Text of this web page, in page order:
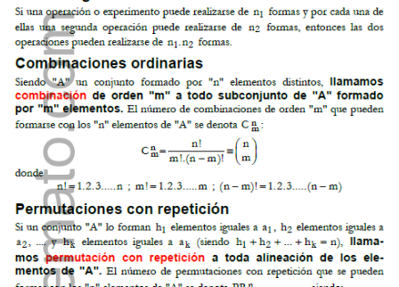
Libros
Fonemato
Blog
La tienda de libros de Fonemato